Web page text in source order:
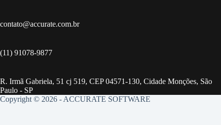
contato@accurate.com.br
(11) 91078-9877
R. Irmã Gabriela, 51 cj 519, CEP 04571-130, Cidade Monções, São
Paulo - SP
Copyright © 2026 - ACCURATE SOFTWARE